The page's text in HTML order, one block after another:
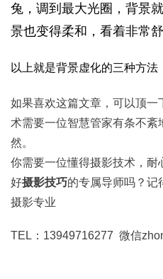
兔，调到最大光圈，背景
景也变得柔和，看着非常舒
以上就是背景虚化的三种方
如果喜欢这篇文章，可以顶
术需要一位智慧管家有条不
然。
你需要一位懂得摄影技术，
好摄影技巧的专属导师吗？ 记
摄影专业
TEL：13949716277 微信